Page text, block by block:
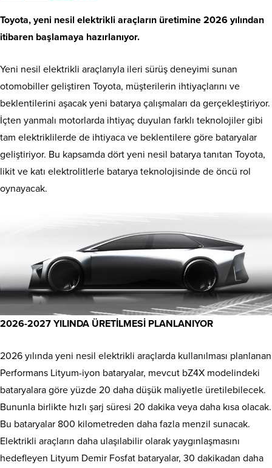
Toyota, yeni nesil elektrikli araçların üretimine 2026 yılından
itibaren başlamaya hazırlanıyor.
Yeni nesil elektrikli araçlarıyla ileri sürüş deneyimi sunan
otomobiller geliştiren Toyota, müşterilerin ihtiyaçlarını ve
beklentilerini aşacak yeni batarya çalışmaları da gerçekleştiriyor.
İçten yanmalı motorlarda ihtiyaç duyulan farklı teknolojiler gibi
tam elektriklilerde de ihtiyaca ve beklentilere göre bataryalar
geliştiriyor. Bu kapsamda dört yeni nesil batarya tanıtan Toyota,
likit ve katı elektrolitlerle batarya teknolojisinde de öncü rol
oynayacak.
2026-2027 YILINDA ÜRETİLMESİ PLANLANIYOR
2026 yılında yeni nesil elektrikli araçlarda kullanılması planlanan
Performans Lityum-iyon bataryalar, mevcut bZ4X modelindeki
bataryalara göre yüzde 20 daha düşük maliyetle üretilebilecek.
Bununla birlikte hızlı şarj süresi 20 dakika veya daha kısa olacak.
Bu bataryalar 800 kilometreden daha fazla menzil sunacak.
Elektrikli araçların daha ulaşılabilir olarak yaygınlaşmasını
hedefleyen Lityum Demir Fosfat bataryalar, 30 dakikadan daha